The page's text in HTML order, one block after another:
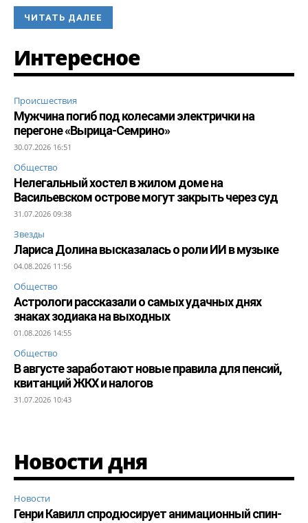
ЧИТАТЬ ДАЛЕЕ
Интересное
Происшествия
Мужчина погиб под колесами электрички на
перегоне «Вырица-Семрино»
30.07.2026 16:51
Общество
Нелегальный хостел в жилом доме на
Васильевском острове могут закрыть через суд
31.07.2026 09:38
Звезды
Лариса Долина высказалась о роли ИИ в музыке
04.08.2026 11:56
Общество
Астрологи рассказали о самых удачных днях
знаках зодиака на выходных
01.08.2026 14:55
Общество
В августе заработают новые правила для пенсий,
квитанций ЖКХ и налогов
31.07.2026 10:43
Новости дня
Новости
Генри Кавилл спродюсирует анимационный спин-